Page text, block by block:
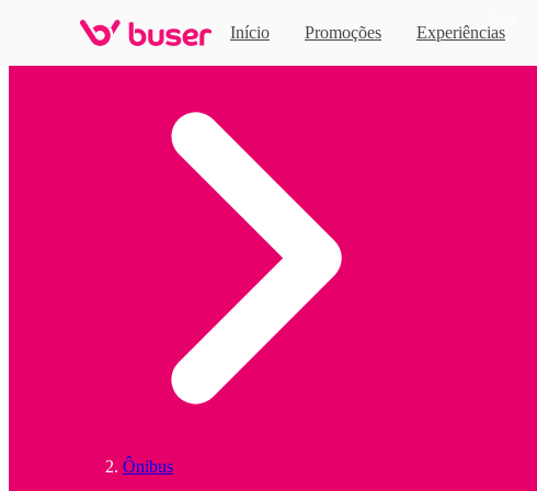
Início Promoções Experiências
Ônibus